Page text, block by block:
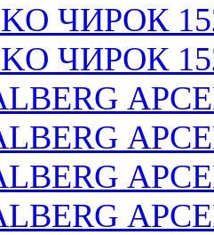
ЧИРОК
ЧИРОК